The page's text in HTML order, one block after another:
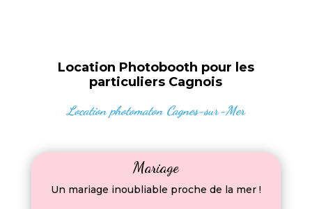
Location Photobooth pour les
particuliers Cagnois
Location photomaton Cagnes-sur-Mer
Mariage
Un mariage inoubliable proche de la mer !